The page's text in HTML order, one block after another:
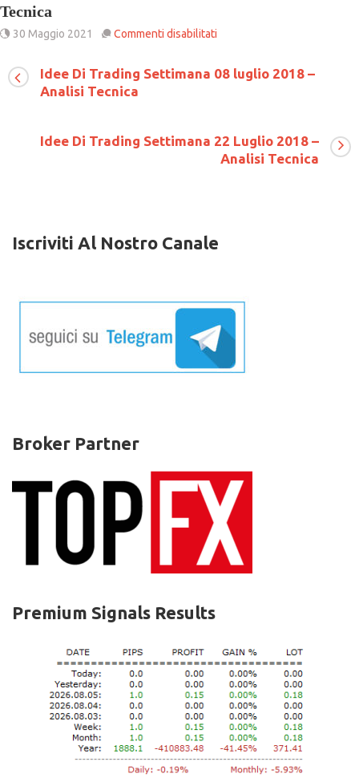
Maggio 2021 Commenti disabilitatisu
Trading
2021
–
Analisi
Idee Di Trading Settimana 08 luglio 2018 –
Analisi Tecnica
Idee Di Trading Settimana 22 Luglio 2018 –
Analisi Tecnica
Iscriviti Al Nostro Canale
Broker Partner
Premium Signals Results